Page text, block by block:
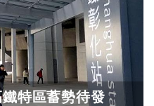
特區蓄勢待發